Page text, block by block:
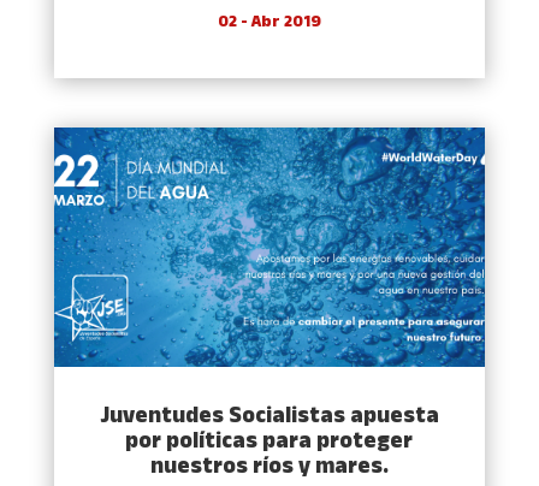
02 - Abr 2019
Juventudes Socialistas apuesta
por políticas para proteger
nuestros ríos y mares.